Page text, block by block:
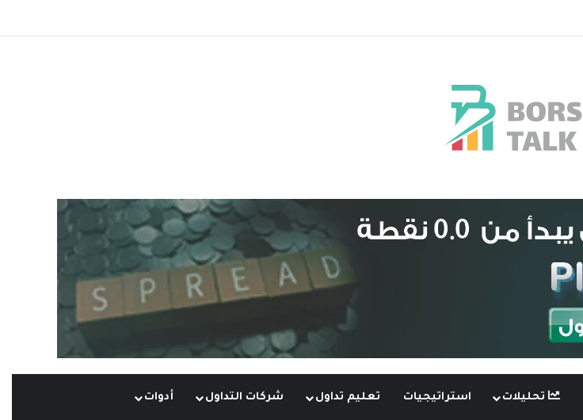
تحليلات استراتيجيات تعليم تداول شركات التداول أدوات